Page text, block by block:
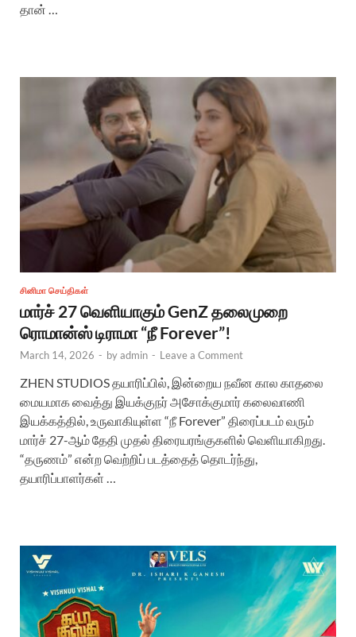
தான் …
சினிமா செய்திகள்
மார்ச் 27 வெளியாகும் GenZ தலைமுறை
ரொமான்ஸ் டிராமா “நீ Forever”!
March 14, 2026 - byadmin - Leave a Comment
ZHEN STUDIOS தயாரிப்பில், இன்றைய நவீன கால காதலை
மையமாக வைத்து இயக்குநர் அசோக்குமார் கலைவாணி
இயக்கத்தில், உருவாகியுள்ள “நீ Forever” திரைப்படம் வரும்
மார்ச் 27-ஆம் தேதி முதல் திரையரங்குகளில் வெளியாகிறது.
“தருணம்” என்ற வெற்றிப் படத்தைத் தொடர்ந்து,
தயாரிப்பாளர்கள் …